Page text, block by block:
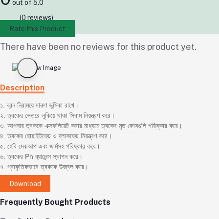
out of 5.0
(0 reviews)
Rate this Product
There have been no reviews for this product yet.
Description
১. ব্রন নিরাময়ে দারুণ ভুমিকা রাখে।
২. ত্বকের ভেতরে লুকিয়ে থাকা সিবাম নিয়ন্ত্রণ করে।
৩. আপনার ত্বককে এক্সফলিয়েট করার মাধ্যমে ত্বকের মৃত কোষগুলি পরিষ্কার করে।
৪. ত্বকের হোয়াইটহেড ও ব্লাকহেড নিয়ন্ত্রণ করে।
৫. হেবি মেকআপ এবং জার্মসহ পরিষ্কার করে।
৬. ত্বকের Ph ব্যালেন্স স্থাপন করে।
৭. প্রাকৃতিকভাবে ত্বককে উজ্বল করে।
Download
Frequently Bought Products